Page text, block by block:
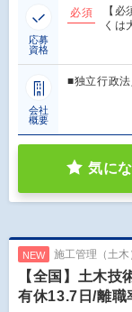
応募
資格
必須
【
くは
会社
概要
■独立行政
気に
NEW 施工管理（土木
【全国】土木
有休13.7日/離職